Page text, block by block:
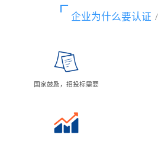
企业为什么要认证 /
国家鼓励，招投标需要